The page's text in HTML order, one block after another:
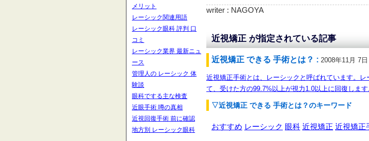
writer : NAGOYA
近視矯正 が指定されている記事
近視矯正 できる 手術とは？ : 2008年11月 7日
近視矯正手術とは、レーシックと呼ばれています。レ
て、受けた方の99.7%以上が視力1.0以上に回復します
▽近視矯正 できる 手術とは？のキーワード
おすすめ レーシック 眼科 近視矯正 近視矯正
メリット
レーシック関連用語
レーシック眼科 評判 口
コミ
レーシック業界 最新ニュ
ース
管理人の レーシック 体
験談
眼科でする主な検査
近眼手術 噂の真相
近視回復手術 前に確認
地方別 レーシック眼科